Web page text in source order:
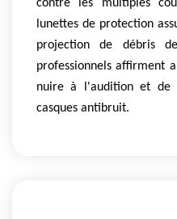
contre les multiples
lunettes de protection
projection de débris
professionnels affirment
nuire à l'audition et
casques antibruit.